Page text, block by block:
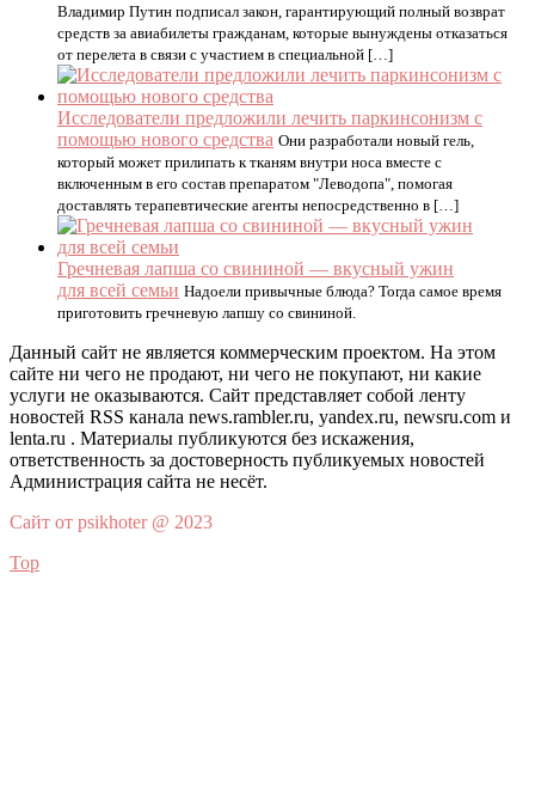
Владимир Путин подписал закон, гарантирующий полный возврат
средств за авиабилеты гражданам, которые вынуждены отказаться
от перелета в связи с участием в специальной […]
Исследователи предложили лечить паркинсонизм с
помощью нового средства Они разработали новый гель,
который может прилипать к тканям внутри носа вместе с
включенным в его состав препаратом "Леводопа", помогая
доставлять терапевтические агенты непосредственно в […]
Гречневая лапша со свининой — вкусный ужин
для всей семьи Надоели привычные блюда? Тогда самое время
приготовить гречневую лапшу со свининой.
Данный сайт не является коммерческим проектом. На этом
сайте ни чего не продают, ни чего не покупают, ни какие
услуги не оказываются. Сайт представляет собой ленту
новостей RSS канала news.rambler.ru, yandex.ru, newsru.com и
lenta.ru . Материалы публикуются без искажения,
ответственность за достоверность публикуемых новостей
Администрация сайта не несёт.
Сайт от psikhoter @ 2023
Top